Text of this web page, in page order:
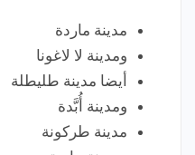
مدينة ماردة
ومدينة لا لاغونا
أيضا مدينة طليطلة
ومدينة أُبَّدة
مدينة طركونة